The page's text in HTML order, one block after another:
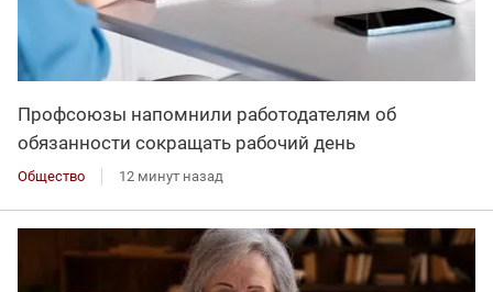
Профсоюзы напомнили работодателям об
обязанности сокращать рабочий день
Общество 12 минут назад